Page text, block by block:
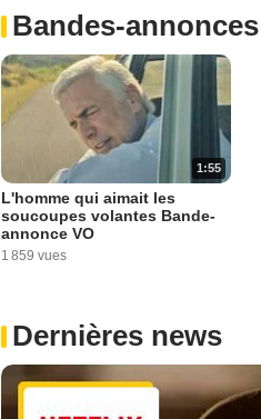
Bandes-annonces
1:55
L'homme qui aimait les
soucoupes volantes Bande-
annonce VO
1 859 vues
Dernières news